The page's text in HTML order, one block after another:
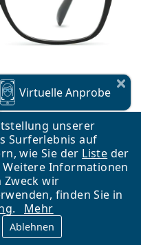
unserer
Surferlebnis auf
wie Sie der Liste der
Informationen
Zweck wir
finden Sie in
.
Mehr
Ablehnen
538 51
VirtuelleAnprobe